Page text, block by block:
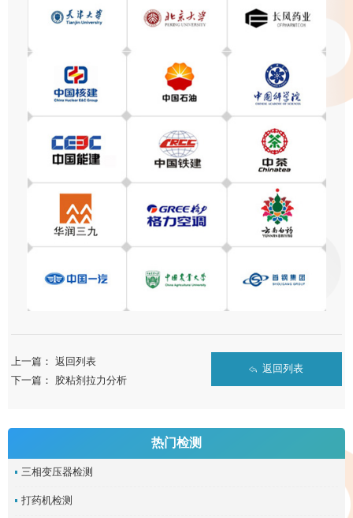
上一篇：返回列表
下一篇： 胶粘剂拉力分析
返回列表
热门检测
三相变压器检测
打药机检测